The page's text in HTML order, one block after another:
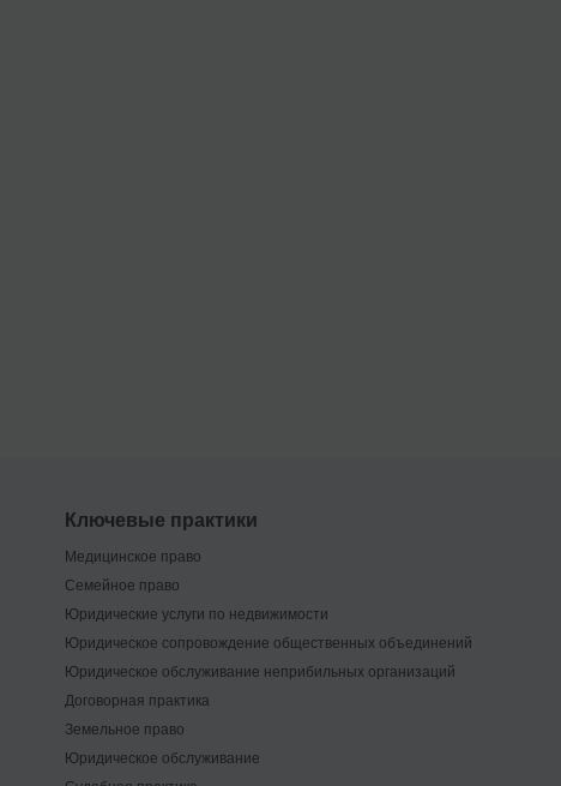
Ключевые практики
Медицинское право
Семейное право
Юридические услуги по недвижимости
Юридическое сопровождение общественных объединений
Юридическое обслуживание неприбильных организаций
Договорная практика
Земельное право
Юридическое обслуживание